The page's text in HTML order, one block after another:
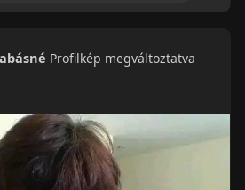
Profilkép megváltoztatva